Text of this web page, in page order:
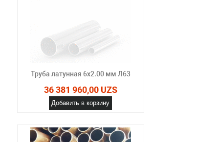
Труба латунная 6х2.00 мм Л63
36 381 960,00 UZS
Добавить в корзину